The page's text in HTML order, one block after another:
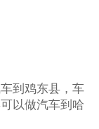
到鸡东县，车
以做汽车到哈